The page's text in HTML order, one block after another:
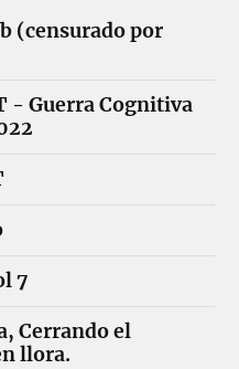
(censurado por
- Guerra Cognitiva
7
Cerrando el
llora.